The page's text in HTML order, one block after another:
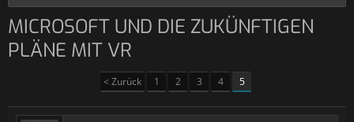
MICROSOFT UND DIE ZUKÜNFTIGEN
PLÄNE MIT VR
< Zurück 1 2 3 4 5